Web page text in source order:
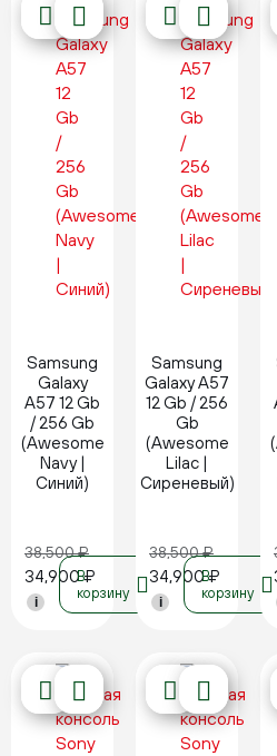
Samsung
Galaxy
A57 12 Gb
/ 256 Gb
(Awesome
Navy |
Синий)
38,500₽
34,900₽
i
В
корзину
Samsung
Galaxy A57
12 Gb / 256
Gb
(Awesome
Lilac |
Сиреневый)
38,500₽
34,900₽
i
В
корзину